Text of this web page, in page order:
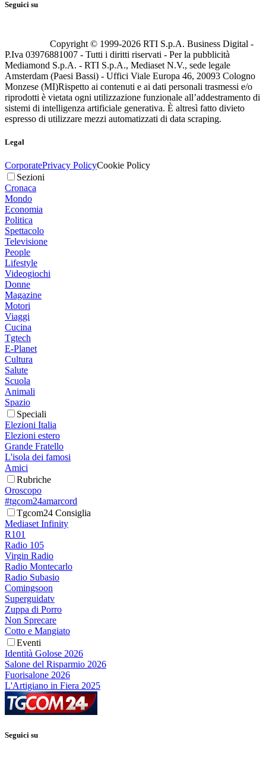
Seguici su
Copyright © 1999-2026 RTI S.p.A. Business Digital -
P.Iva 03976881007 - Tutti i diritti riservati - Per la pubblicità
Mediamond S.p.A. - RTI S.p.A., Mediaset N.V., sede legale
Amsterdam (Paesi Bassi) - Uffici Viale Europa 46, 20093 Cologno
Monzese (MI)Rispetto ai contenuti e ai dati personali trasmessi e/o
riprodotti è vietata ogni utilizzazione funzionale all’addestramento di
sistemi di intelligenza artificiale generativa. È altresì fatto divieto
espresso di utilizzare mezzi automatizzati di data scraping.
Legal
CorporatePrivacy PolicyCookie Policy
Sezioni
Cronaca
Mondo
Economia
Politica
Spettacolo
Televisione
People
Lifestyle
Videogiochi
Donne
Magazine
Motori
Viaggi
Cucina
Tgtech
E-Planet
Cultura
Salute
Scuola
Animali
Spazio
Speciali
Elezioni Italia
Elezioni estero
Grande Fratello
L'isola dei famosi
Amici
Rubriche
Oroscopo
#tgcom24amarcord
Tgcom24 Consiglia
Mediaset Infinity
R101
Radio 105
Virgin Radio
Radio Montecarlo
Radio Subasio
Comingsoon
Superguidatv
Zuppa di Porro
Non Sprecare
Cotto e Mangiato
Eventi
Identità Golose 2026
Salone del Risparmio 2026
Fuorisalone 2026
L'Artigiano in Fiera 2025
Seguici su